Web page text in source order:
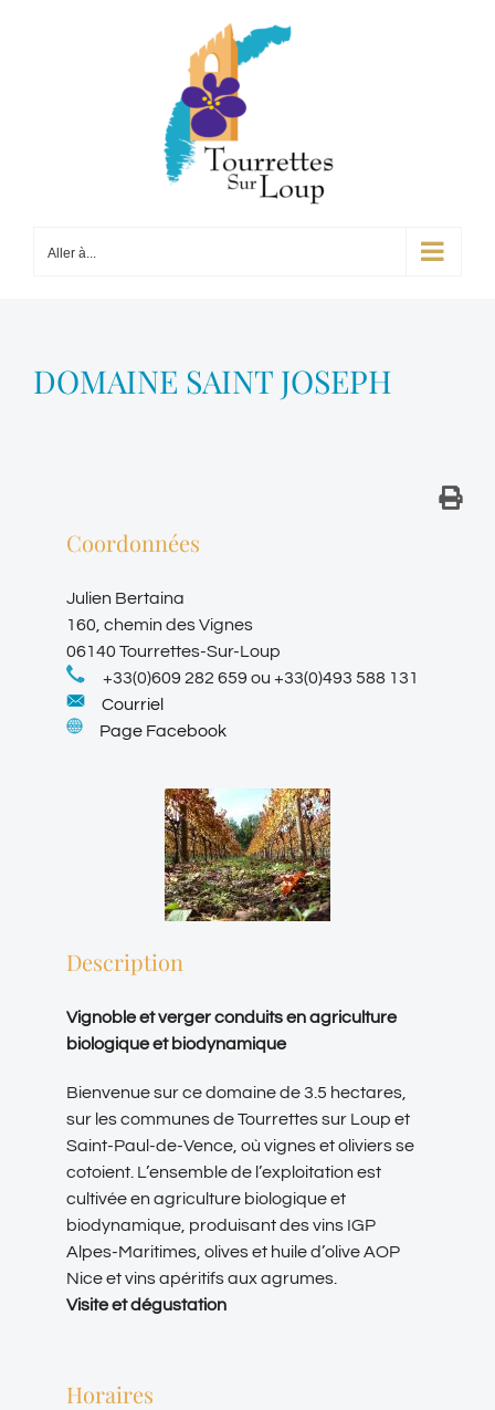
Aller à...
DOMAINE SAINT JOSEPH
Coordonnées
Julien Bertaina
160, chemin des Vignes
06140 Tourrettes-Sur-Loup
+33(0)609 282 659 ou +33(0)493 588 131
Courriel
Page Facebook
Description
Vignoble et verger conduits en agriculture
biologique et biodynamique
Bienvenue sur ce domaine de 3.5 hectares,
sur les communes de Tourrettes sur Loup et
Saint-Paul-de-Vence, où vignes et oliviers se
cotoient. L’ensemble de l’exploitation est
cultivée en agriculture biologique et
biodynamique, produisant des vins IGP
Alpes-Maritimes, olives et huile d’olive AOP
Nice et vins apéritifs aux agrumes.
Visite et dégustation
Horaires